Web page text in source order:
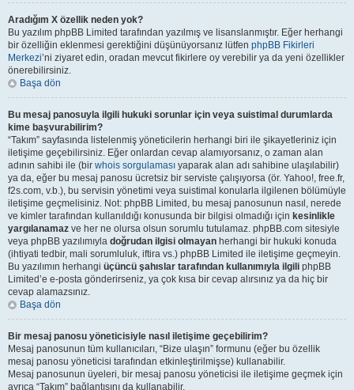
Aradığım X özellik neden yok?
Bu yazılım phpBB Limited tarafından yazılmış ve lisanslanmıştır. Eğer herhangi
bir özelliğin eklenmesi gerektiğini düşünüyorsanız lütfen phpBB Fikirleri
Merkezi’ni ziyaret edin, oradan mevcut fikirlere oy verebilir ya da yeni özellikler
önerebilirsiniz.
Başa dön
Bu mesaj panosuyla ilgili hukuki sorunlar için veya suistimal durumlarda
kime başvurabilirim?
“Takım” sayfasında listelenmiş yöneticilerin herhangi biri ile şikayetleriniz için
iletişime geçebilirsiniz. Eğer onlardan cevap alamıyorsanız, o zaman alan
adının sahibi ile (bir whois sorgulaması yaparak alan adı sahibine ulaşılabilir)
ya da, eğer bu mesaj panosu ücretsiz bir serviste çalışıyorsa (ör. Yahoo!, free.fr,
f2s.com, v.b.), bu servisin yönetimi veya suistimal konularla ilgilenen bölümüyle
iletişime geçmelisiniz. Not: phpBB Limited, bu mesaj panosunun nasıl, nerede
ve kimler tarafından kullanıldığı konusunda bir bilgisi olmadığı için kesinlikle
yargılanamaz ve her ne olursa olsun sorumlu tutulamaz. phpBB.com sitesiyle
veya phpBB yazılımıyla doğrudan ilgisi olmayan herhangi bir hukuki konuda
(ihtiyati tedbir, mali sorumluluk, iftira vs.) phpBB Limited ile iletişime geçmeyin.
Bu yazılımın herhangi üçüncü şahıslar tarafından kullanımıyla ilgili phpBB
Limited’e e-posta gönderirseniz, ya çok kısa bir cevap alırsınız ya da hiç bir
cevap alamazsınız.
Başa dön
Bir mesaj panosu yöneticisiyle nasıl iletişime geçebilirim?
Mesaj panosunun tüm kullanıcıları, “Bize ulaşın” formunu (eğer bu özellik
mesaj panosu yöneticisi tarafından etkinleştirilmişse) kullanabilir.
Mesaj panosunun üyeleri, bir mesaj panosu yöneticisi ile iletişime geçmek için
ayrıca “Takım” bağlantısını da kullanabilir.